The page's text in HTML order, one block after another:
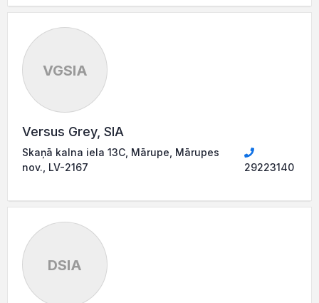
VGSIA
Versus Grey, SIA
Skaņā kalna iela 13C, Mārupe, Mārupes
nov., LV-2167
29223140
DSIA